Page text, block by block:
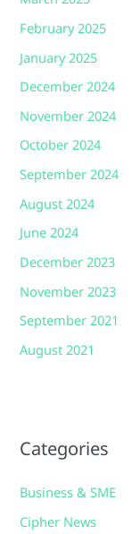
February 2025
January 2025
December 2024
November 2024
October 2024
September 2024
August 2024
June 2024
December 2023
November 2023
September 2021
August 2021
Categories
Business & SME
Cipher News